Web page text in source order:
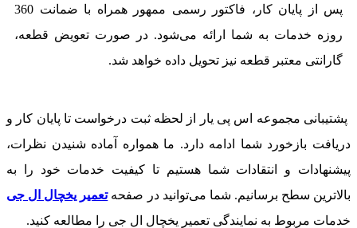
پس از پایان کار، فاکتور رسمی ممهور همراه با ضمانت 360
روزه خدمات به شما ارائه می‌شود. در صورت تعویض قطعه،
گارانتی معتبر قطعه نیز تحویل داده خواهد شد.
پشتیبانی مجموعه اس پی یار از لحظه ثبت درخواست تا پایان کار و
دریافت بازخورد شما ادامه دارد. ما همواره آماده شنیدن نظرات،
پیشنهادات و انتقادات شما هستیم تا کیفیت خدمات خود را به
بالاترین سطح برسانیم. شما می‌توانید در صفحهتعمیر یخچال ال جی
خدمات مربوط به نمایندگی تعمیر یخچال ال جی را مطالعه کنید.